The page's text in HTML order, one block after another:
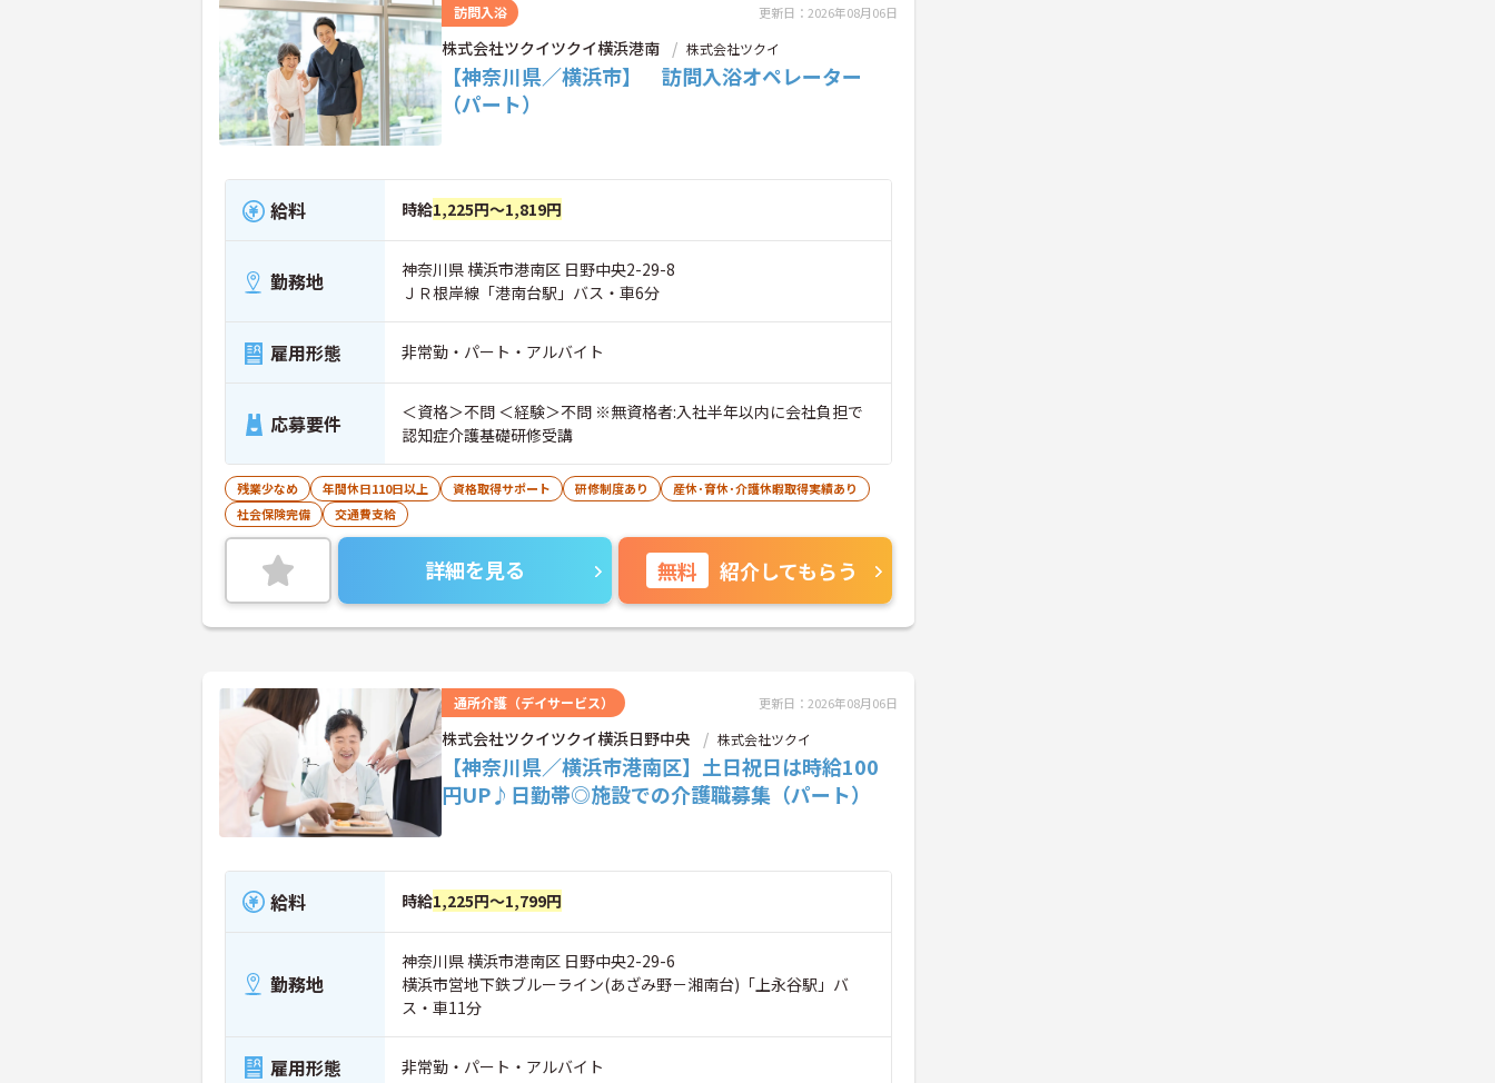
訪問入浴 更新日：2026年08月06日
株式会社ツクイツクイ横浜港南 株式会社ツクイ
【神奈川県／横浜市】 訪問入浴オペレーター
（パート）
給料 時給1,225円～1,819円
勤務地
神奈川県 横浜市港南区 日野中央2-29-8
ＪＲ根岸線「港南台駅」バス・車6分
雇用形態 非常勤・パート・アルバイト
応募要件
＜資格＞不問 ＜経験＞不問 ※無資格者:入社半年以内に会社負担で
認知症介護基礎研修受講
残業少なめ 年間休日110日以上 資格取得サポート 研修制度あり
産休･育休･介護休暇取得実績あり
社会保険完備
交通費支給
詳細を見る 無料 紹介してもらう
通所介護（デイサービス） 更新日：2026年08月06日
株式会社ツクイツクイ横浜日野中央 株式会社ツクイ
【神奈川県／横浜市港南区】土日祝日は時給100
円UP♪日勤帯◎施設での介護職募集（パート）
給料 時給1,225円～1,799円
勤務地
神奈川県 横浜市港南区 日野中央2-29-6
横浜市営地下鉄ブルーライン(あざみ野－湘南台)「上永谷駅」バ
ス・車11分
雇用形態 非常勤・パート・アルバイト